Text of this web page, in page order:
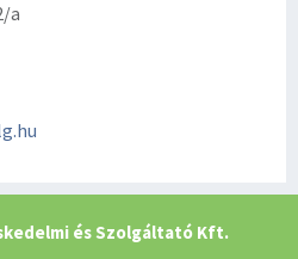
a
és Szolgáltató Kft.